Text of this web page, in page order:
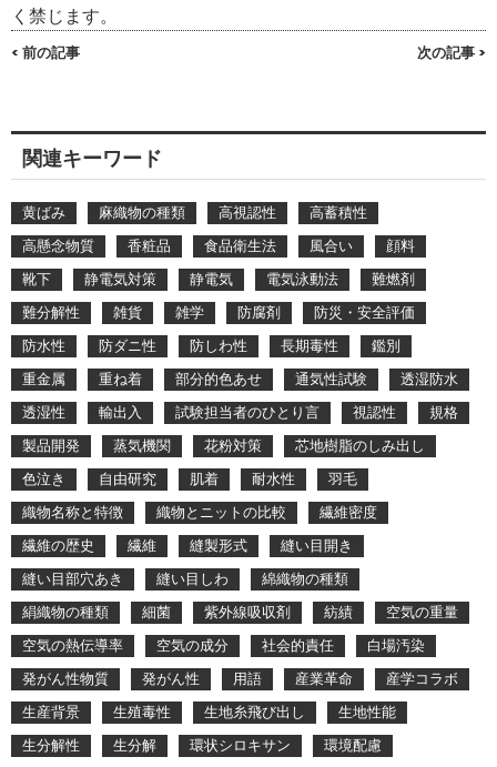
く禁じます。
< 前の記事 次の記事 >
関連キーワード
黄ばみ 麻織物の種類 高視認性
高蓄積性
高懸念物質
香粧品 食品衛生法 風合い
顔料
靴下
静電気対策 静電気 電気泳動法
難燃剤
難分解性
雑貨 雑学 防腐剤
防災・安全評価
防水性
防ダニ性 防しわ性 長期毒性
鑑別
重金属
重ね着 部分的色あせ 通気性試験
透湿防水
透湿性
輸出入 試験担当者のひとり言 視認性
規格
製品開発
蒸気機関 花粉対策
芯地樹脂のしみ出し
色泣き
自由研究 肌着 耐水性
羽毛
織物名称と特徴
織物とニットの比較
繊維密度
繊維の歴史
繊維 縫製形式
縫い目開き
縫い目部穴あき
縫い目しわ
綿織物の種類
絹織物の種類
細菌 紫外線吸収剤 紡績
空気の重量
空気の熱伝導率
空気の成分 社会的責任
白場汚染
発がん性物質
発がん性 用語 産業革命
産学コラボ
生産背景
生殖毒性 生地糸飛び出し
生地性能
生分解性
生分解 環状シロキサン
環境配慮